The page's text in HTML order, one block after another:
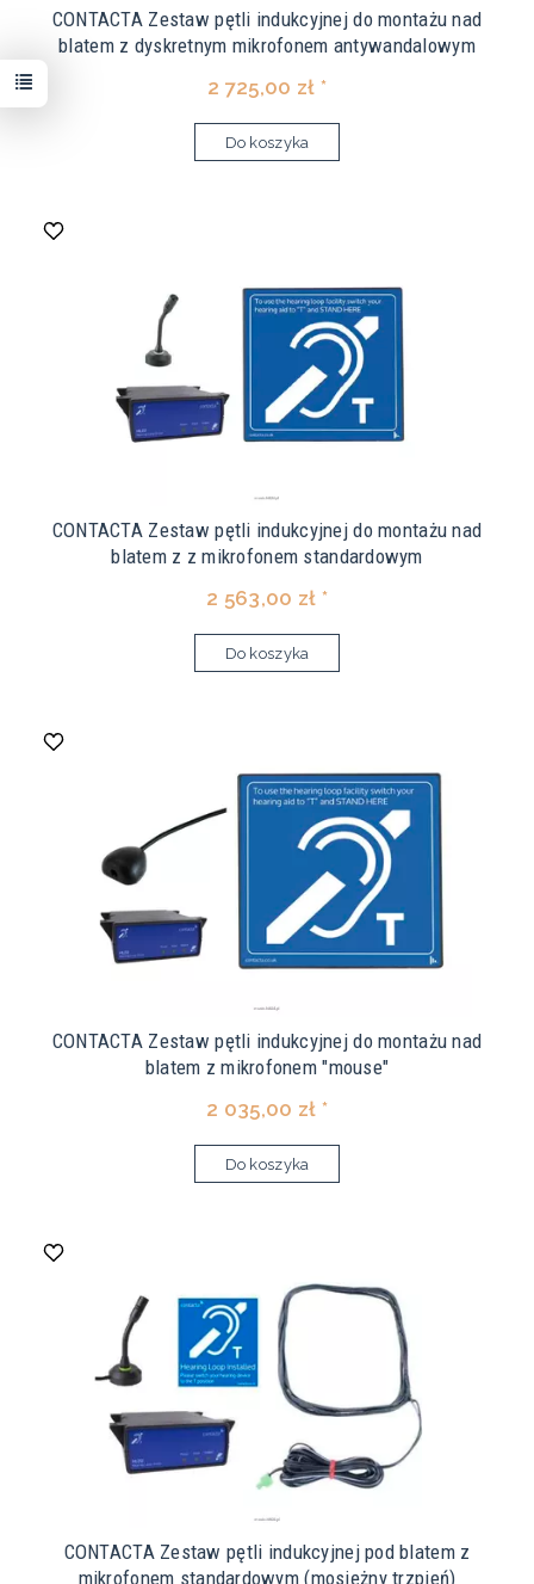
CONTACTA Zestaw pętli indukcyjnej do montażu nad
blatem z dyskretnym mikrofonem antywandalowym
2 725,00 zł *
Do koszyka
CONTACTA Zestaw pętli indukcyjnej do montażu nad
blatem z z mikrofonem standardowym
2 563,00 zł *
Do koszyka
CONTACTA Zestaw pętli indukcyjnej do montażu nad
blatem z mikrofonem "mouse"
2 035,00 zł *
Do koszyka
CONTACTA Zestaw pętli indukcyjnej pod blatem z
mikrofonem standardowym (mosiężny trzpień)